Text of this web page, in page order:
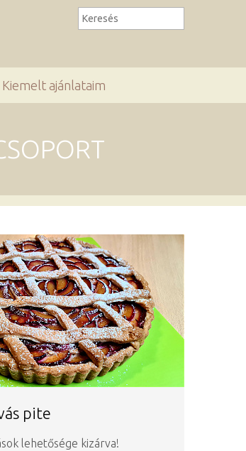
Kiemelt ajánlataim
pite
lehetősége kizárva!